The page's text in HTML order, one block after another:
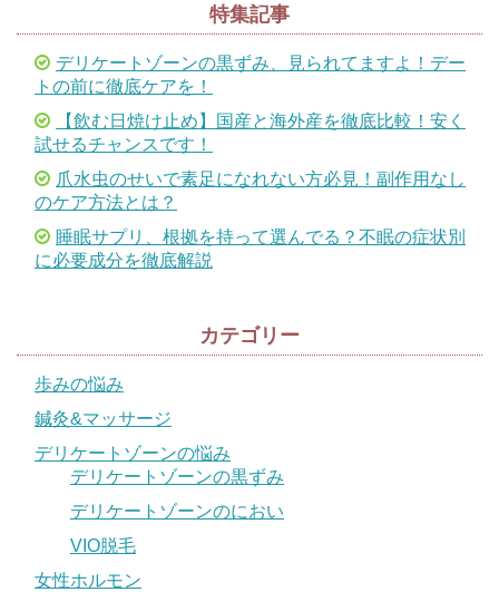
特集記事
デリケートゾーンの黒ずみ、見られてますよ！デー
トの前に徹底ケアを！
【飲む日焼け止め】国産と海外産を徹底比較！安く
試せるチャンスです！
爪水虫のせいで素足になれない方必見！副作用なし
のケア方法とは？
睡眠サプリ、根拠を持って選んでる？不眠の症状別
に必要成分を徹底解説
カテゴリー
歩みの悩み
鍼灸&マッサージ
デリケートゾーンの悩み
デリケートゾーンの黒ずみ
デリケートゾーンのにおい
VIO脱毛
女性ホルモン